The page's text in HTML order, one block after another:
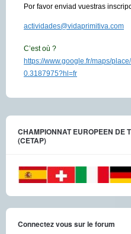
Por favor enviad vuestras
actividades@vidaprimitiva.com
C’est où ?
https://www.google.fr/maps/
0.3187975?hl=fr
CHAMPIONNAT EUROPEEN DE
(CETAP)
Connectez vous sur le forum